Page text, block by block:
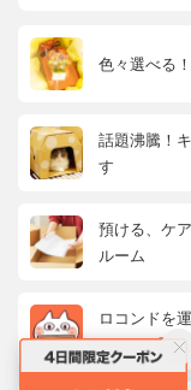
色々選べる
話題沸騰！
す
預ける、ケ
ルーム
ロコンドを
んか？